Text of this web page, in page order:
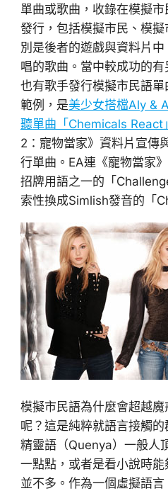
單曲或歌曲，收錄在模擬
發行，包括模擬市民、模
別是後者的遊戲與資料片
唱的歌曲。當中較成功的有
也有歌手發行模擬市民語
範例，是美少女搭檔Aly &
聽單曲「Chemicals React」
2：寵物當家》資料片宣傳
行單曲。EA連《寵物當家
招牌用語之一的「
索性換成Simlish發音的「
模擬市民語為什麼會超越
呢？這是純粹就語言接觸
精靈語（Quenya）一般人
一點點，或者是看小說時
並不多。作為一個虛擬語